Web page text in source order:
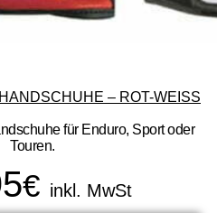
– ROT-WEISS
für Enduro, Sport oder
Touren.
€ inkl. MwSt